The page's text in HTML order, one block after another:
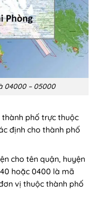
04000 – 05000
phố trực thuộc
định cho thành phố
cho tên quận, huyện
hoặc 0400 là mã
vị thuộc thành phố